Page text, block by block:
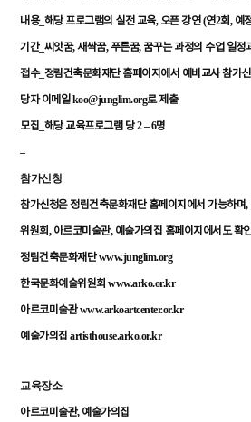
내용_ 해당 프로그램의 실전 교육, 오픈강연(연2회, 예
기간_ 씨앗꿈,새싹꿈, 푸른꿈, 꿈꾸는 과정의 수업 일정
접수_ 정림건축문화재단 홈페이지에서 예비교사참가
당자 이메일koo@junglim.org로제출
모집 해당 교육프로그램 당2 – 6명
–
참가신청
참가신청은정림건축문화재단 홈페이지에서 가능하며,
위원회, 아르코미술관, 예술가의집 홈페이지에서도 확
정림건축문화재단www.junglim.org
한국문화예술위원회 www.arko.or.kr
아르코미술관www.arkoartcenter.or.kr
예술가의집 artisthouse.arko.or.kr
교육장소
아르코미술관, 예술가의집